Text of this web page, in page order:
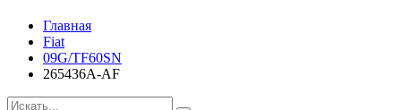
Главная
Fiat
09G/TF60SN
265436A-AF